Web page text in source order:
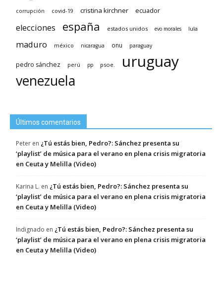
corrupción covid-19 cristina kirchner ecuador
elecciones españa estados unidos evo morales lula
maduro méxico nicaragua onu paraguay
pedro sánchez perú pp psoe. uruguay
venezuela
Últimos comentarios
Peter en ¿Tú estás bien, Pedro?: Sánchez presenta su
‘playlist’ de música para el verano en plena crisis migratoria
en Ceuta y Melilla (Video)
Karina L. en ¿Tú estás bien, Pedro?: Sánchez presenta su
‘playlist’ de música para el verano en plena crisis migratoria
en Ceuta y Melilla (Video)
Indignado en ¿Tú estás bien, Pedro?: Sánchez presenta su
‘playlist’ de música para el verano en plena crisis migratoria
en Ceuta y Melilla (Video)